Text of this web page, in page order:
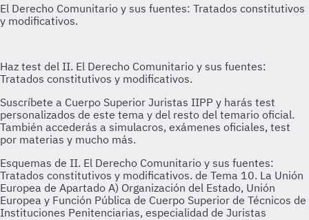
Esquemas de II. El Derecho Comunitario y sus fuentes:
Tratados constitutivos y modificativos. de Tema 10. La Unión
Europea de Apartado A) Organización del Estado, Unión
Europea y Función Pública de Cuerpo Superior de Técnicos de
Instituciones Penitenciarias, especialidad de Juristas